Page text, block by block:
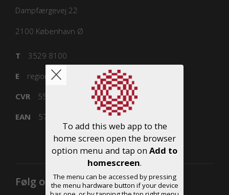
Dampfærgevej 22
2100 København Ø
3529 8100
T
regioner@regioner.dk
E
55832218
CVR
5798000016477
EAN
Følg os
To add this web app to the
home screen open the browser
option menu and tap on Add to
homescreen.
The menu can be accessed by pressing
the menu hardware button if your device